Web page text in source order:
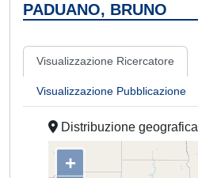
PADUANO, BRUNO
Visualizzazione Ricercatore
Visualizzazione Pubblicazione
Distribuzione geografica
+